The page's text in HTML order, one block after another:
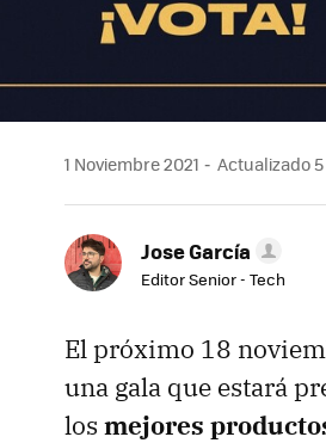
1 Noviembre 2021 Actualizado 5
Jose García
Editor Senior - Tech
El próximo 18
una gala que estará
los mejores